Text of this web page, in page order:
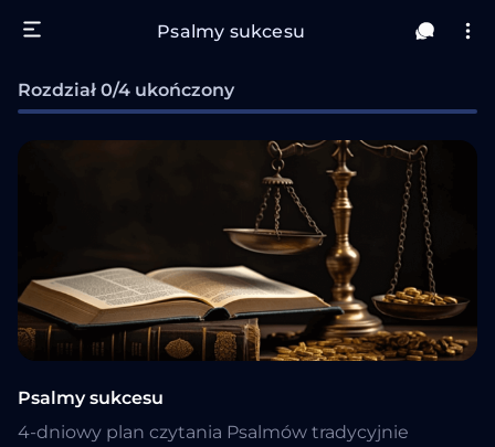
Psalmy sukcesu
Rozdział 0/4 ukończony
Psalmy sukcesu
4-dniowy plan czytania Psalmów tradycyjnie